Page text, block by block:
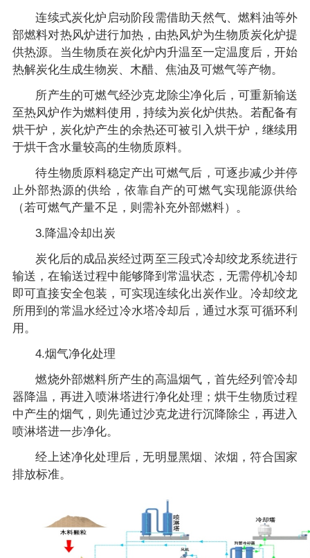
连续式炭化炉启动阶段需借助天然气、燃料油等外
部燃料对热风炉进行加热，由热风炉为生物质炭化炉提
供热源。当生物质在炭化炉内升温至一定温度后，开始
热解炭化生成生物炭、木醋、焦油及可燃气等产物。
所产生的可燃气经沙克龙除尘净化后，可重新输送
至热风炉作为燃料使用，持续为炭化炉供热。若配备有
烘干炉，炭化炉产生的余热还可被引入烘干炉，继续用
于烘干含水量较高的生物质原料。
待生物质原料稳定产出可燃气后，可逐步减少并停
止外部热源的供给，依靠自产的可燃气实现能源供给
（若可燃气产量不足，则需补充外部燃料）。
3.降温冷却出炭
炭化后的成品炭经过两至三段式冷却绞龙系统进行
输送，在输送过程中能够降到常温状态，无需停机冷却
即可直接安全包装，可实现连续化出炭作业。冷却绞龙
所用到的常温水经过冷水塔冷却后，通过水泵可循环利
用。
4.烟气净化处理
燃烧外部燃料所产生的高温烟气，首先经列管冷却
器降温，再进入喷淋塔进行净化处理；烘干生物质过程
中产生的烟气，则先通过沙克龙进行沉降除尘，再进入
喷淋塔进一步净化。
经上述净化处理后，无明显黑烟、浓烟，符合国家
排放标准。